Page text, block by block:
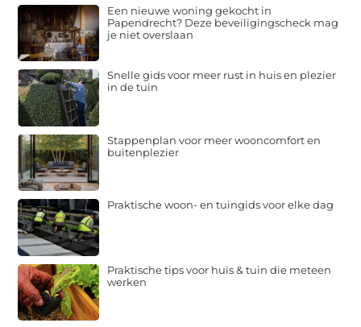
Een nieuwe woning gekocht in
Papendrecht? Deze beveiligingscheck mag
je niet overslaan
Snelle gids voor meer rust in huis en plezier
in de tuin
Stappenplan voor meer wooncomfort en
buitenplezier
Praktische woon- en tuingids voor elke dag
Praktische tips voor huis & tuin die meteen
werken